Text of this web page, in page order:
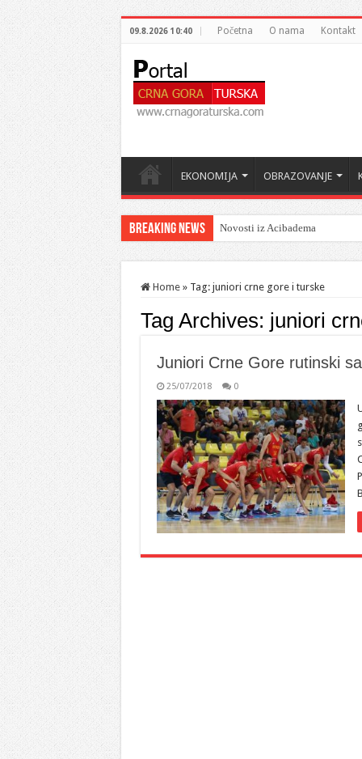
09.8.2026 10:40 Početna O nama Kontakt
EKONOMIJA OBRAZOVANJE
Breaking News Novosti iz Acibadema
Home » Tag: juniori crne gore i turske
Tag Archives: juniori
Juniori Crne Gore rutinski
25/07/2018 0